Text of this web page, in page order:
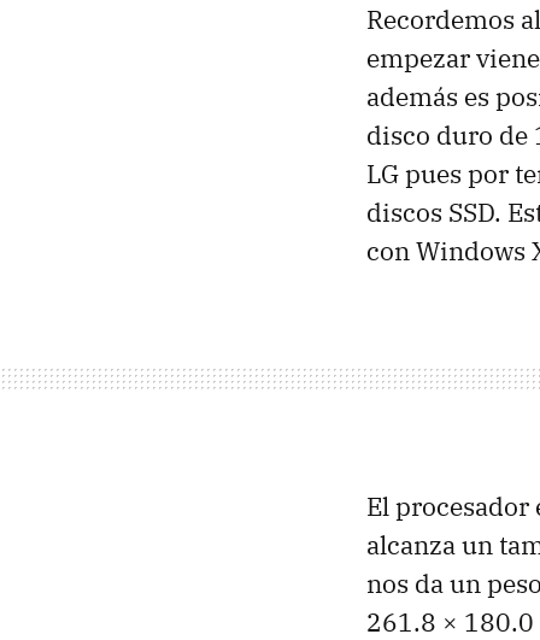
Recordemos
empezar
además es
disco duro de
LG pues por
discos SSD.
con Windows
El procesador
alcanza un
nos da un
261.8 ×